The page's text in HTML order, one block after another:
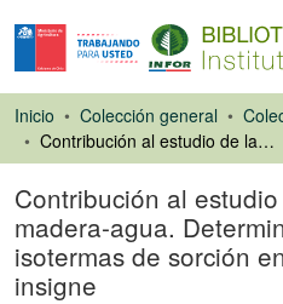
Inicio Colección general
Contribución al estudio de las relaciones madera-agua. Determinación de las isotermas de sorción en madera de pino insigne
Contribución al
madera-agua.
isotermas de sorción
insigne